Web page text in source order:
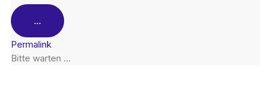
...
Permalink
Bitte warten …